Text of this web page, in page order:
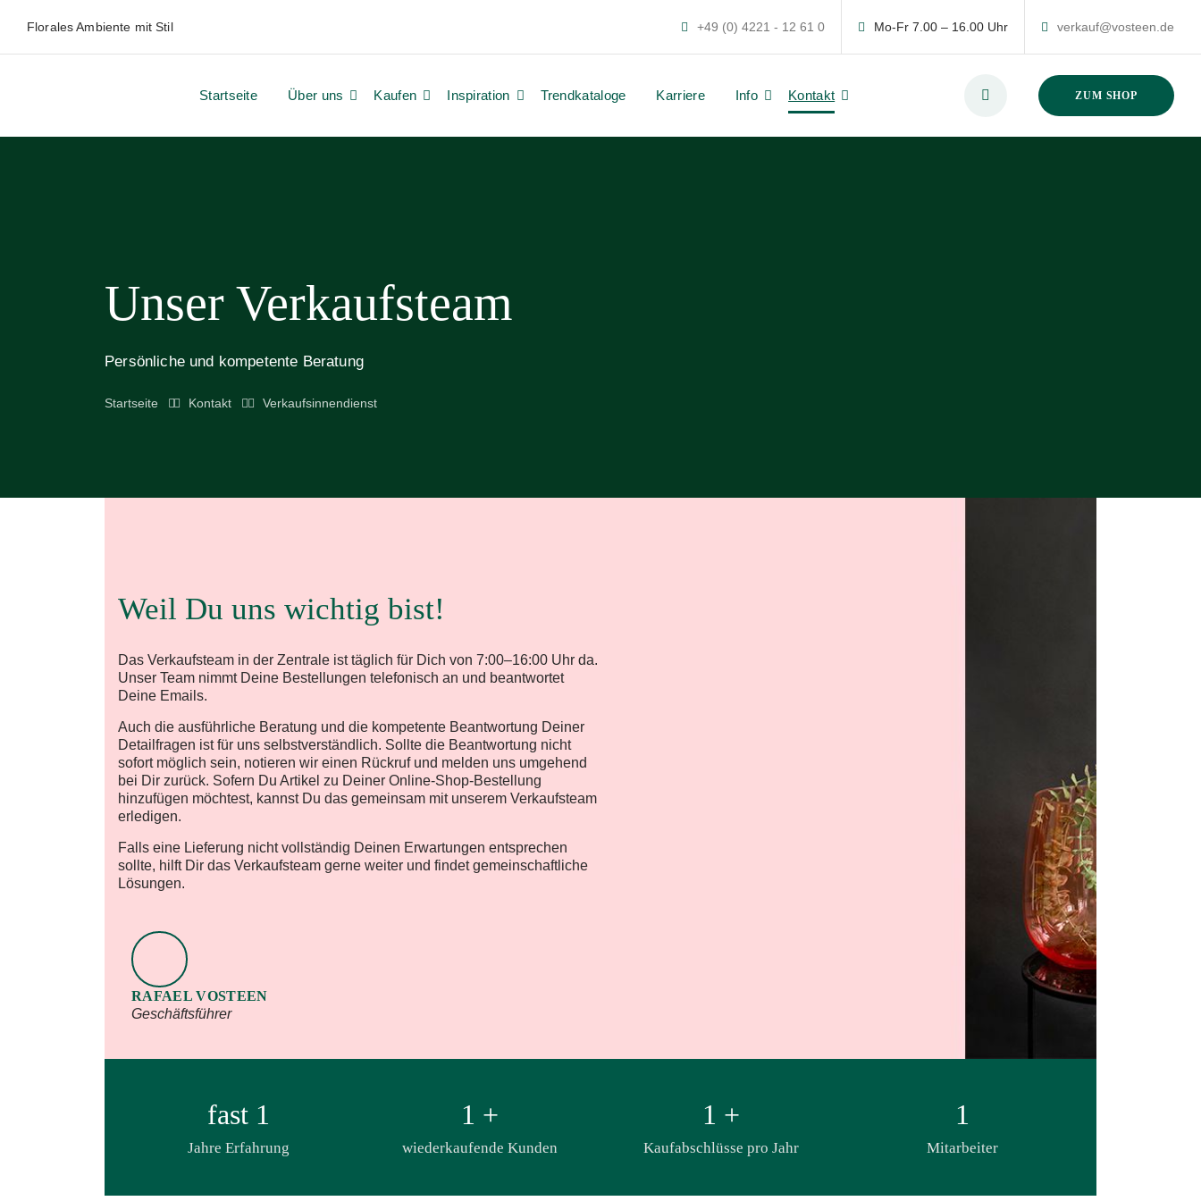
Florales Ambiente mit Stil +49 (0) 4221 - 12 61 0 Mo-Fr 7.00 – 16.00 Uhr verkauf@vosteen.de
Startseite Über uns Kaufen Inspiration Trendkataloge Karriere Info Kontakt ZUM SHOP
Unser Verkaufsteam
Persönliche und kompetente Beratung
Startseite Kontakt Verkaufsinnendienst
Weil Du uns wichtig bist!
Das Verkaufsteam in der Zentrale ist täglich für Dich von 7:00–16:00 Uhr da.
Unser Team nimmt Deine Bestellungen telefonisch an und beantwortet
Deine Emails.
Auch die ausführliche Beratung und die kompetente Beantwortung Deiner
Detailfragen ist für uns selbstverständlich. Sollte die Beantwortung nicht
sofort möglich sein, notieren wir einen Rückruf und melden uns umgehend
bei Dir zurück. Sofern Du Artikel zu Deiner Online-Shop-Bestellung
hinzufügen möchtest, kannst Du das gemeinsam mit unserem Verkaufsteam
erledigen.
Falls eine Lieferung nicht vollständig Deinen Erwartungen entsprechen
sollte, hilft Dir das Verkaufsteam gerne weiter und findet gemeinschaftliche
Lösungen.
RAFAEL VOSTEEN
Geschäftsführer
fast 1
Jahre Erfahrung
1 +
wiederkaufende Kunden
1 +
Kaufabschlüsse pro Jahr
1
Mitarbeiter